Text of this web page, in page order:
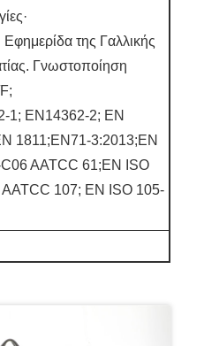
της Γαλλικής
Γνωστοποίηση
1; EN14362-2; EN
1811;EN71-3:2013;EN
C06 AATCC 61;EN ISO
107; EN ISO 105-